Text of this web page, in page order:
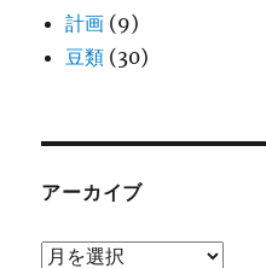
計画 (9)
豆類 (30)
アーカイブ
ア